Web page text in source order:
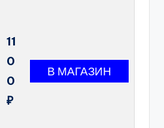
11
0
0
₽